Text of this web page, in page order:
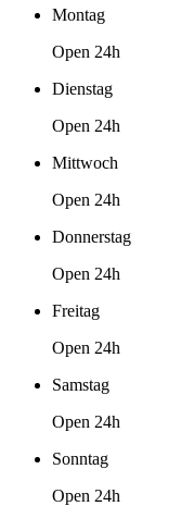
Montag
Open 24h
Dienstag
Open 24h
Mittwoch
Open 24h
Donnerstag
Open 24h
Freitag
Open 24h
Samstag
Open 24h
Sonntag
Open 24h